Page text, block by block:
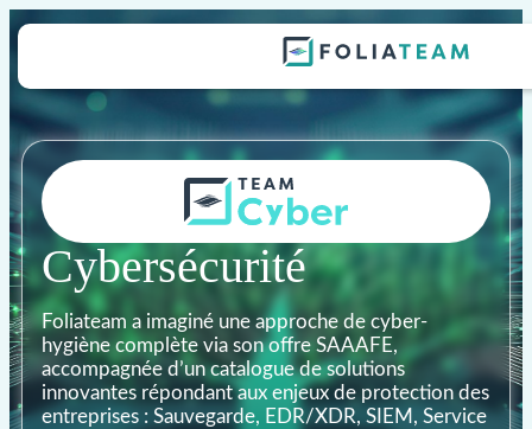
Cybersécurité
Foliateam a imaginé une approche de cyber-
hygiène complète via son offre SAAAFE,
accompagnée d’un catalogue de solutions
innovantes répondant aux enjeux de protection des
entreprises : Sauvegarde, EDR/XDR, SIEM, Service